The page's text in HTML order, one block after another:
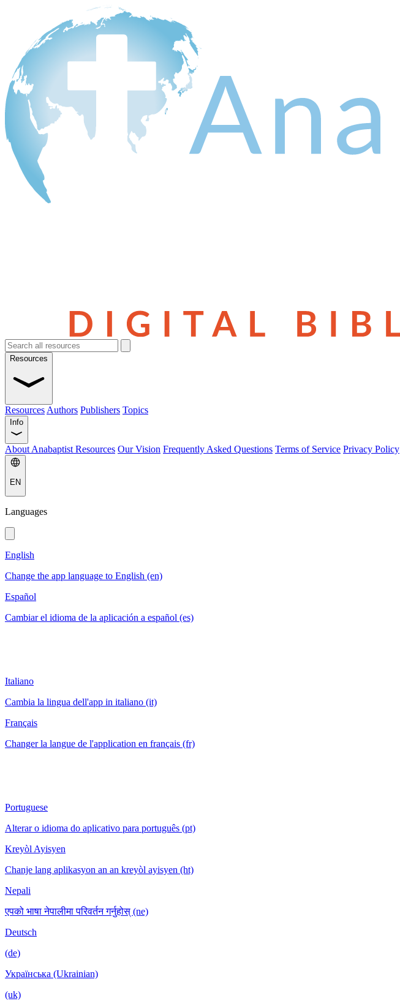
Resources
Resources Authors Publishers Topics
Info
About Anabaptist Resources Our Vision Frequently Asked Questions Terms of Service Privacy Policy
EN
Languages
English
Change the app language to English (en)
Español
Cambiar el idioma de la aplicación a español (es)
Italiano
Cambia la lingua dell'app in italiano (it)
Français
Changer la langue de l'application en français (fr)
Portuguese
Alterar o idioma do aplicativo para português (pt)
Kreyòl Ayisyen
Chanje lang aplikasyon an an kreyòl ayisyen (ht)
Nepali
एपको भाषा नेपालीमा परिवर्तन गर्नुहोस् (ne)
Deutsch
(de)
Українська (Ukrainian)
(uk)